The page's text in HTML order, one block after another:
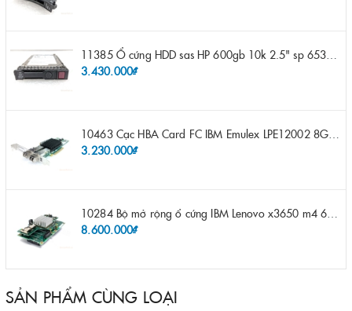
11385 Ổ cứng HDD sas HP 600gb 10k 2.5" sp 653957-001 pn 619286-003 pn 641552-003 pn 689287-003 652583-B21
3.430.000₫
10463 Cạc HBA Card FC IBM Emulex LPE12002 8Gb 2 port FC SFP fru 42D0500 pn 42D0496 opt 42D0494 LPE12002
3.230.000₫
10284 Bộ mở rộng ổ cứng IBM Lenovo x3650 m4 69Y5319 8x 2.5" HS HDD Assembly Kit with Expander
8.600.000₫
SẢN PHẨM CÙNG LOẠI